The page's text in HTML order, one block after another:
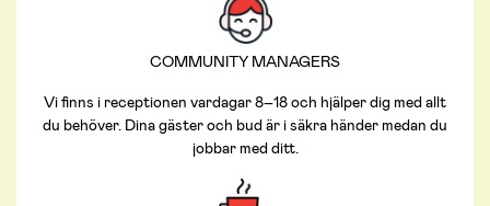
COMMUNITY MANAGERS
Vi finns i receptionen vardagar 8–18 och hjälper dig med allt
du behöver. Dina gäster och bud är i säkra händer medan du
jobbar med ditt.